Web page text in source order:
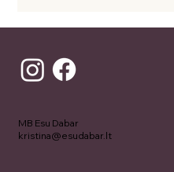
MB Esu Dabar
kristina@esudabar.lt